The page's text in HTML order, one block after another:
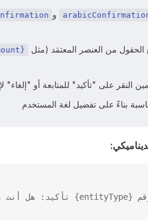
و
من العنصر المعتمَد (مثل
النقر على "تأكيد" للمتابعة أو "إلغاء"
بناءً على تفضيل لغة المستخدم